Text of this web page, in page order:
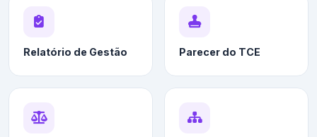
Relatório de Gestão Parecer do TCE